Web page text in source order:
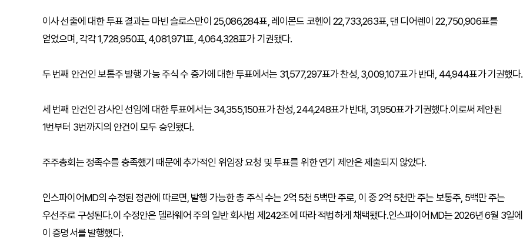
이사 선출에 대한 투표 결과는 마빈 슬로스만이 25,086,284표, 레이몬드 코헨이 22,733,263표, 댄 디어렌이 22,750,906표를
얻었으며, 각각 1,728,950표, 4,081,971표, 4,064,328표가 기권됐다.
두 번째 안건인 보통주 발행 가능 주식 수 증가에 대한 투표에서는 31,577,297표가 찬성, 3,009,107표가 반대, 44,944표가 기권했다.
세 번째 안건인 감사인 선임에 대한 투표에서는 34,355,150표가 찬성, 244,248표가 반대, 31,950표가 기권했다.이로써 제안된
1번부터 3번까지의 안건이 모두 승인됐다.
주주총회는 정족수를 충족했기 때문에 추가적인 위임장 요청 및 투표를 위한 연기 제안은 제출되지 않았다.
인스파이어MD의 수정된 정관에 따르면, 발행 가능한 총 주식 수는 2억 5천 5백만 주로, 이 중 2억 5천만 주는 보통주, 5백만 주는
우선주로 구성된다.이 수정안은 델라웨어 주의 일반 회사법 제242조에 따라 적법하게 채택됐다.인스파이어MD는 2026년 6월 3일에
이 증명서를 발행했다.